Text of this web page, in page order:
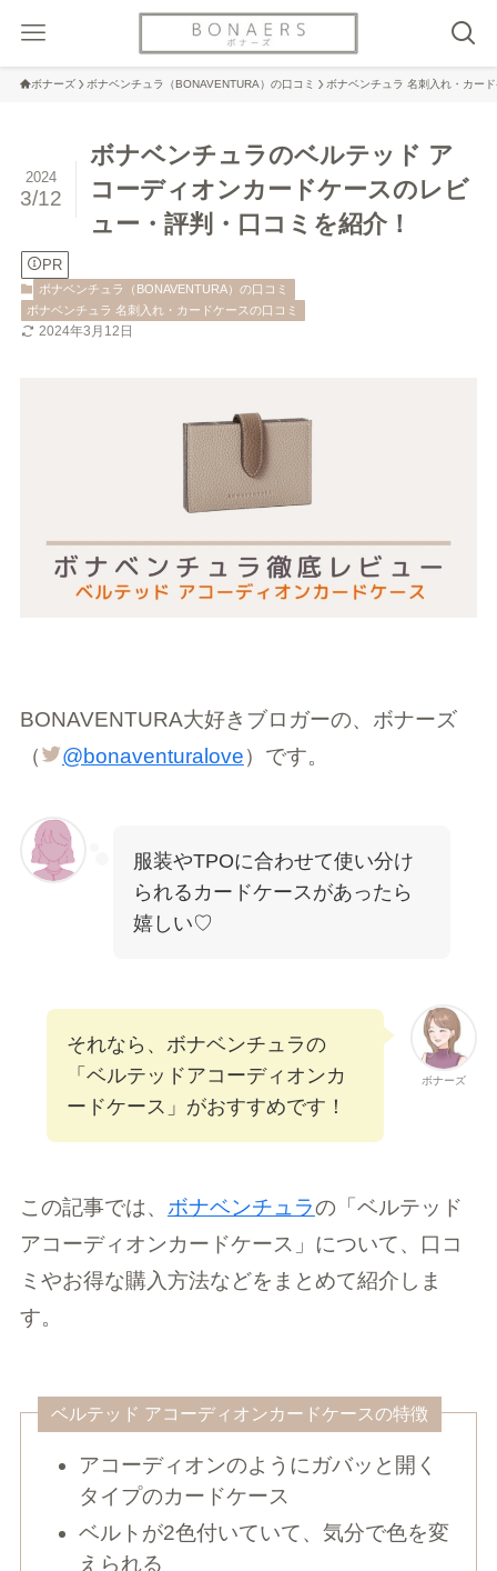
ボナーズ ボナベンチュラ（BONAVENTURA）の口コミ ボナベンチュラ 名刺入れ・カー
ボナベンチュラのベルテッド ア
コーディオンカードケースのレビ
ュー・評判・口コミを紹介！
2024
3/12
PR
ボナベンチュラ（BONAVENTURA）の口コミ
ボナベンチュラ 名刺入れ・カードケースの口コミ
2024年3月12日
BONAVENTURA大好きブロガーの、ボナーズ
（
@bonaventuralove）です。
服装やTPOに合わせて使い分け
られるカードケースがあったら
嬉しい♡
ボナーズ
それなら、ボナベンチュラの
「ベルテッドアコーディオンカ
ードケース」がおすすめです！
この記事では、 ボナベンチュラの「ベルテッド
アコーディオンカードケース」について、口コ
ミやお得な購入方法などをまとめて紹介しま
す。
ベルテッド アコーディオンカードケースの特徴
アコーディオンのようにガバッと開く
タイプのカードケース
ベルトが2色付いていて、気分で色を変
えられる